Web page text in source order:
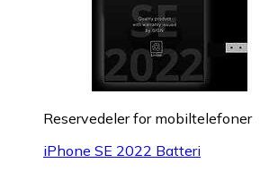
Reservedeler for mobiltelefoner
iPhone SE 2022 Batteri